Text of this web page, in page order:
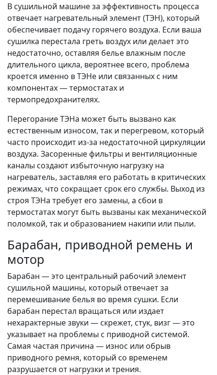
В сушильной машине за эффективность процесса
отвечает нагревательный элемент (ТЭН), который
обеспечивает подачу горячего воздуха. Если ваша
сушилка перестала греть воздух или делает это
недостаточно, оставляя белье влажным после
длительного цикла, вероятнее всего, проблема
кроется именно в ТЭНе или связанных с ним
компонентах — термостатах и
термопредохранителях.
Перегорание ТЭНа может быть вызвано как
естественным износом, так и перегревом, который
часто происходит из-за недостаточной циркуляции
воздуха. Засоренные фильтры и вентиляционные
каналы создают избыточную нагрузку на
нагреватель, заставляя его работать в критических
режимах, что сокращает срок его службы. Выход из
строя ТЭНа требует его замены, а сбои в
термостатах могут быть вызваны как механической
поломкой, так и образованием накипи или пыли.
Барабан, приводной ремень и
мотор
Барабан — это центральный рабочий элемент
сушильной машины, который отвечает за
перемешивание белья во время сушки. Если
барабан перестал вращаться или издает
нехарактерные звуки — скрежет, стук, визг — это
указывает на проблемы с приводной системой.
Самая частая причина — износ или обрыв
приводного ремня, который со временем
разрушается от нагрузки и трения.